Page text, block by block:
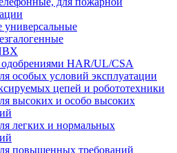
универсальные
одобрениями HAR/UL/CSA
особых условий эксплуатации
цепей и робототехники
высоких и особо высоких
легких и нормальных
повышенных требований